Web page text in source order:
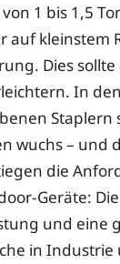
1 bis 1,5
auf kleinstem
Dies
In
Staplern
wuchs – und
die
Geräte:
und eine
in Industrie